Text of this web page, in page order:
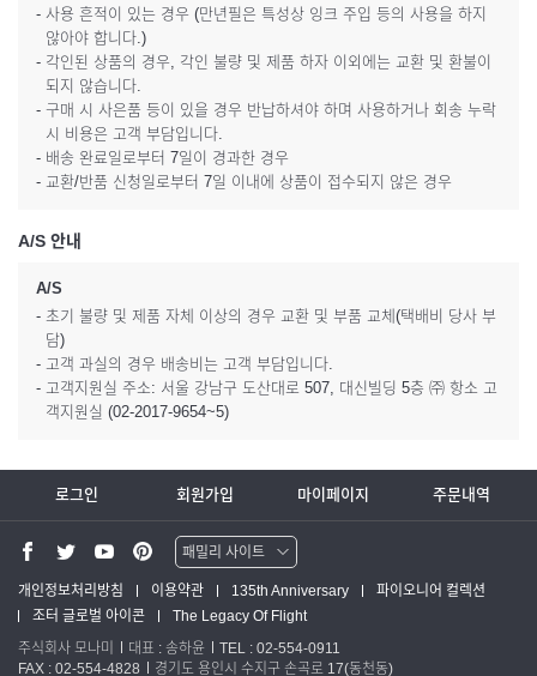
- 사용 흔적이 있는 경우 (만년필은 특성상 잉크 주입 등의 사용을 하지
않아야 합니다.)
- 각인된 상품의 경우, 각인 불량 및 제품 하자 이외에는 교환 및 환불이
되지 않습니다.
- 구매 시 사은품 등이 있을 경우 반납하셔야 하며 사용하거나 회송 누락
시 비용은 고객 부담입니다.
- 배송 완료일로부터 7일이 경과한 경우
- 교환/반품 신청일로부터 7일 이내에 상품이 접수되지 않은 경우
A/S 안내
A/S
- 초기 불량 및 제품 자체 이상의 경우 교환 및 부품 교체(택배비 당사 부
담)
- 고객 과실의 경우 배송비는 고객 부담입니다.
- 고객지원실 주소: 서울 강남구 도산대로 507, 대신빌딩 5층 ㈜ 항소 고
객지원실 (02-2017-9654~5)
로그인 회원가입 마이페이지 주문내역
패밀리 사이트
워터맨 쇼핑몰
파카 글로벌
개인정보처리방침 이용약관 135th Anniversary
파이오니어 컬렉션
조터 글로벌 아이콘
The Legacy Of Flight
주식회사 모나미
대표 : 송하윤
TEL : 02-554-0911
FAX : 02-554-4828
경기도 용인시 수지구 손곡로 17(동천동)